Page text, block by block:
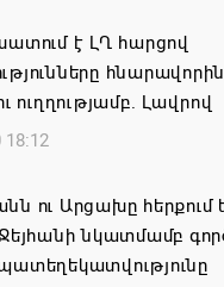
է ԼՂ հարցով
ուղղությամբ. Լավրով
18:12
ու Արցախը հերքում
նկատմամբ